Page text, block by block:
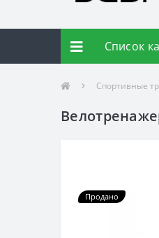
Список
Спортивные
Продано